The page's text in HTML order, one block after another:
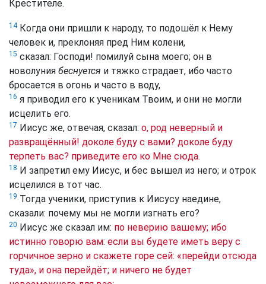
Крестителе.
14Когда они пришли к народу, то подошёл к Нему
человек и, преклоняя пред Ним колени,
15 сказал: Господи! помилуй сына моего; он в
новолуния беснуется и тяжко страдает, ибо часто
бросается в огонь и часто в воду,
16 я приводил его к ученикам Твоим, и они не могли
исцелить его.
17 Иисус же, отвечая, сказал: о, род неверный и
развращённый! доколе буду с вами? доколе буду
терпеть вас? приведите его ко Мне сюда.
18 И запретил ему Иисус, и бес вышел из него; и отрок
исцелился в тот час.
19 Тогда ученики, приступив к Иисусу наедине,
сказали: почему мы не могли изгнать его?
20 Иисус же сказал им: по неверию вашему; ибо
истинно говорю вам: если вы будете иметь веру с
горчичное зерно и скажете горе сей: «перейди отсюда
туда», и она перейдёт; и ничего не будет